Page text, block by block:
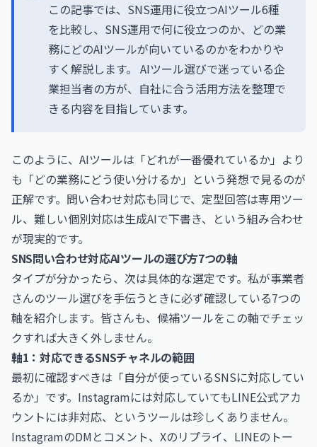
この記事では、SNS運用に役立つAIツール6種
を比較し、SNS運用で何に役立つのか、どの業
務にどのAIツールが向いているのかをわかりや
すく解説します。 AIツール選びで迷っている企
業担当者の方が、自社に合う活用方法を整理で
きる内容を目指しています。
このように、AIツールは「どれが一番優れているか」より
も「どの業務にどう使い分けるか」という発想で見るのが
正解です。問い合わせ対応も同じで、定型回答は専用ツー
ル、難しい個別対応は生成AIで下書き、という組み合わせ
が現実的です。
SNS問い合わせ対応AIツールの選び方7つの軸
タイプが分かったら、次は具体的な選定です。私が事業者
さんのツール選びを手伝うときに必ず確認している7つの
軸を紹介します。皆さんも、候補ツールをこの軸でチェッ
クすれば大きく外しません。
軸1：対応できるSNSチャネルの範囲
最初に確認すべきは「自分が使っているSNSに対応してい
るか」です。Instagramには対応していてもLINE公式アカ
ウントには非対応、というツールは珍しくありません。
InstagramのDMとコメント、Xのリプライ、LINEのトー